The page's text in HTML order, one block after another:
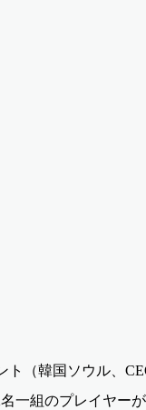
（韓国ソウル、
一組のプレイヤー